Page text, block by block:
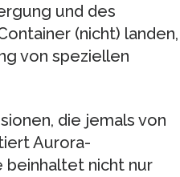
und des
(nicht) landen,
von speziellen
die jemals von
Aurora-
beinhaltet nicht nur